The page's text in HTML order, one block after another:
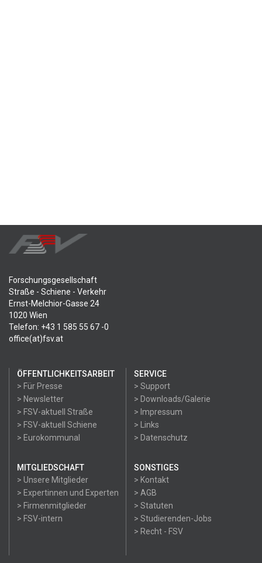
Forschungsgesellschaft
Straße - Schiene - Verkehr
Ernst-Melchior-Gasse 24
1020 Wien
Telefon: +43 1 585 55 67 -0
office(at)fsv.at
ÖFFENTLICHKEITSARBEIT
> Für Presse
> Newsletter
> FSV-aktuell Straße
> FSV-aktuell Schiene
> Eurokommunal
SERVICE
> Support
> Downloads/Galerie
> Impressum
> Links
> Datenschutz
MITGLIEDSCHAFT
> Unsere Mitglieder
> Expertinnen und Experten
> Firmenmitglieder
> FSV-intern
SONSTIGES
> Kontakt
> AGB
> Statuten
> Studierenden-Jobs
> Recht - FSV